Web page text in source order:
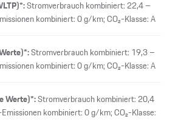
Stromverbrauch kombiniert: 22,4 –
kombiniert: 0 g/km; CO₂-Klasse: A
Stromverbrauch kombiniert: 19,3 –
kombiniert: 0 g/km; CO₂-Klasse: A
Werte)*:Stromverbrauch kombiniert: 20,4
kombiniert: 0 g/km; CO₂-Klasse: